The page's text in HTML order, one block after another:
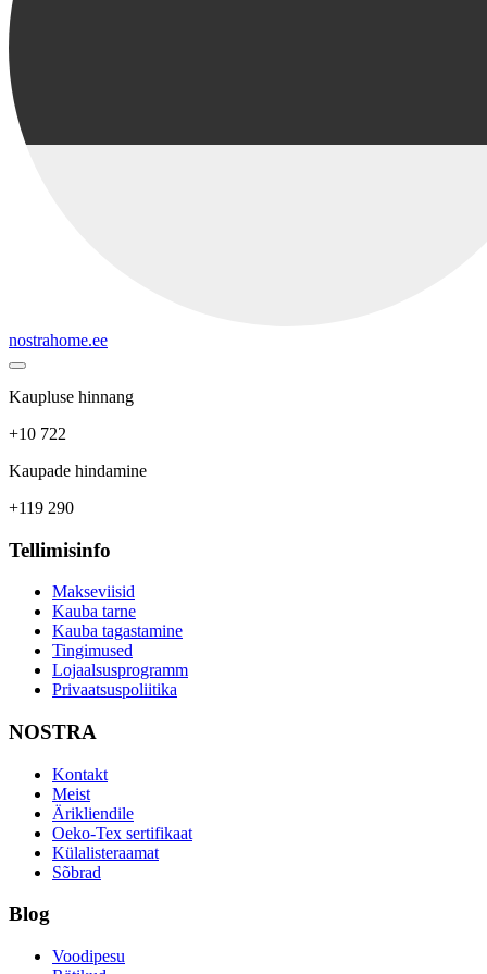
nostrahome.ee
Kaupluse hinnang
+10 722
Kaupade hindamine
+119 290
Tellimisinfo
Makseviisid
Kauba tarne
Kauba tagastamine
Tingimused
Lojaalsusprogramm
Privaatsuspoliitika
NOSTRA
Kontakt
Meist
Ärikliendile
Oeko-Tex sertifikaat
Külalisteraamat
Sõbrad
Blog
Voodipesu